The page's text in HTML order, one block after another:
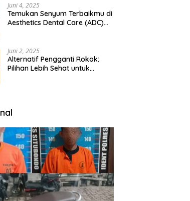
Juni 4, 2025
Temukan Senyum Terbaikmu di
Aesthetics Dental Care (ADC)
Juni 2, 2025
Alternatif Pengganti Rokok:
Pilihan Lebih Sehat untuk